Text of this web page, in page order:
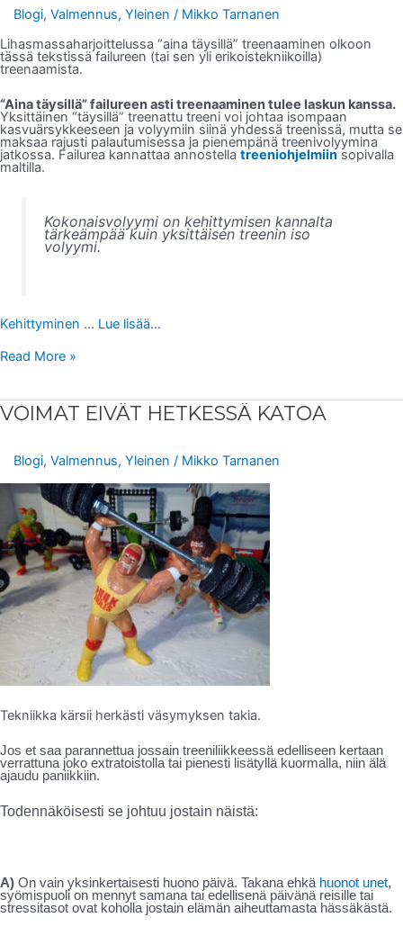
Blogi, Valmennus, Yleinen / Mikko Tarnanen
Lihasmassaharjoittelussa “aina täysillä” treenaaminen olkoon
tässä tekstissä failureen (tai sen yli erikoistekniikoilla)
treenaamista.
“Aina täysillä” failureen asti treenaaminen tulee laskun kanssa.
Yksittäinen “täysillä” treenattu treeni voi johtaa isompaan
kasvuärsykkeeseen ja volyymiin siinä yhdessä treenissä, mutta se
maksaa rajusti palautumisessa ja pienempänä treenivolyymina
jatkossa. Failurea kannattaa annostella treeniohjelmiin sopivalla
maltilla.
Kokonaisvolyymi on kehittymisen kannalta
tärkeämpää kuin yksittäisen treenin iso
volyymi.
Kehittyminen … Lue lisää...
Read More »
VOIMAT EIVÄT HETKESSÄ KATOA
Blogi, Valmennus, Yleinen / Mikko Tarnanen
Tekniikka kärsii herkästi väsymyksen takia.
Jos et saa parannettua jossain treeniliikkeessä edelliseen kertaan
verrattuna joko extratoistolla tai pienesti lisätyllä kuormalla, niin älä
ajaudu paniikkiin.
Todennäköisesti se johtuu jostain näistä:
A) On vain yksinkertaisesti huono päivä. Takana ehkä huonot unet,
syömispuoli on mennyt samana tai edellisenä päivänä reisille tai
stressitasot ovat koholla jostain elämän aiheuttamasta hässäkästä.
VOIMAT
EIVÄT